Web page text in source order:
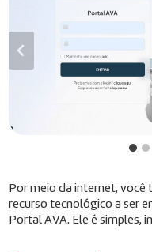
Por meio da internet, você
recurso tecnológico a ser
Portal AVA. Ele é simples,